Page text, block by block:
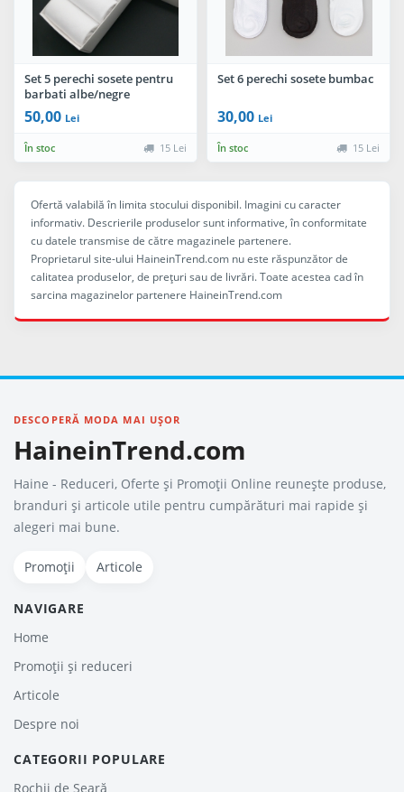
Set 5 perechi sosete pentru
barbati albe/negre
50,00 Lei
În stoc 15 Lei
Set 6 perechi sosete bumbac
30,00 Lei
În stoc 15 Lei
Ofertă valabilă în limita stocului disponibil. Imagini cu caracter
informativ. Descrierile produselor sunt informative, în conformitate
cu datele transmise de către magazinele partenere.
Proprietarul site-ului HaineinTrend.com nu este răspunzător de
calitatea produselor, de preţuri sau de livrări. Toate acestea cad în
sarcina magazinelor partenere HaineinTrend.com
DESCOPERĂ MODA MAI UȘOR
HaineinTrend.com
Haine - Reduceri, Oferte şi Promoţii Online reunește produse,
branduri și articole utile pentru cumpărături mai rapide și
alegeri mai bune.
Promoții Articole
NAVIGARE
Home
Promoții și reduceri
Articole
Despre noi
CATEGORII POPULARE
Rochii de Seară